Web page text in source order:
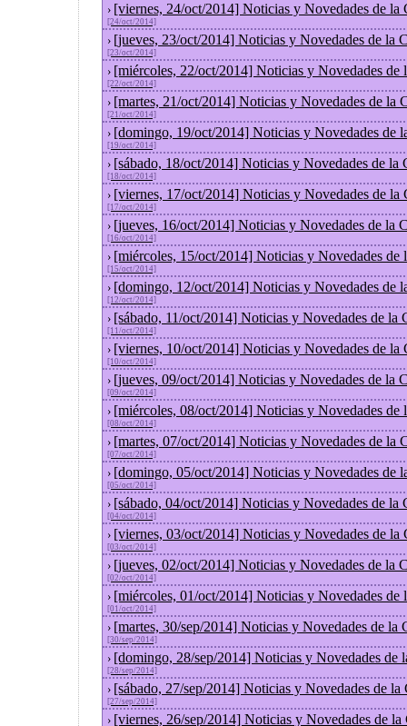
› [viernes, 24/oct/2014] Noticias y Novedades de la
[24/oct/2014]
› [jueves, 23/oct/2014] Noticias y Novedades de la
[23/oct/2014]
› [miércoles, 22/oct/2014] Noticias y Novedades de
[22/oct/2014]
› [martes, 21/oct/2014] Noticias y Novedades de la
[21/oct/2014]
› [domingo, 19/oct/2014] Noticias y Novedades de
[19/oct/2014]
› [sábado, 18/oct/2014] Noticias y Novedades de la
[18/oct/2014]
› [viernes, 17/oct/2014] Noticias y Novedades de la
[17/oct/2014]
› [jueves, 16/oct/2014] Noticias y Novedades de la
[16/oct/2014]
› [miércoles, 15/oct/2014] Noticias y Novedades de
[15/oct/2014]
› [domingo, 12/oct/2014] Noticias y Novedades de
[12/oct/2014]
› [sábado, 11/oct/2014] Noticias y Novedades de la
[11/oct/2014]
› [viernes, 10/oct/2014] Noticias y Novedades de la
[10/oct/2014]
› [jueves, 09/oct/2014] Noticias y Novedades de la
[09/oct/2014]
› [miércoles, 08/oct/2014] Noticias y Novedades de
[08/oct/2014]
› [martes, 07/oct/2014] Noticias y Novedades de la
[07/oct/2014]
› [domingo, 05/oct/2014] Noticias y Novedades de
[05/oct/2014]
› [sábado, 04/oct/2014] Noticias y Novedades de la
[04/oct/2014]
› [viernes, 03/oct/2014] Noticias y Novedades de la
[03/oct/2014]
› [jueves, 02/oct/2014] Noticias y Novedades de la
[02/oct/2014]
› [miércoles, 01/oct/2014] Noticias y Novedades de
[01/oct/2014]
› [martes, 30/sep/2014] Noticias y Novedades de la
[30/sep/2014]
› [domingo, 28/sep/2014] Noticias y Novedades de
[28/sep/2014]
› [sábado, 27/sep/2014] Noticias y Novedades de la
[27/sep/2014]
› [viernes, 26/sep/2014] Noticias y Novedades de la